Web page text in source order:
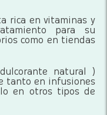
rica en vitaminas y
para su
como en tiendas
natural )
tanto en infusiones
en otros tipos de